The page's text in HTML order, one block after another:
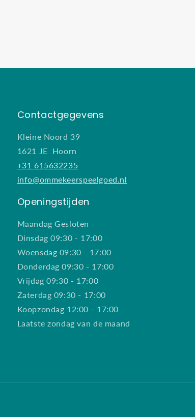
Contactgegevens
Kleine Noord 39
1621 JE Hoorn
+31 615632235
info@ommekeerspeelgoed.nl
Openingstijden
Maandag Gesloten
Dinsdag 09:30 - 17:00
Woensdag 09:30 - 17:00
Donderdag 09:30 - 17:00
Vrijdag 09:30 - 17:00
Zaterdag 09:30 - 17:00
Koopzondag 12:00 - 17:00
Laatste zondag van de maand